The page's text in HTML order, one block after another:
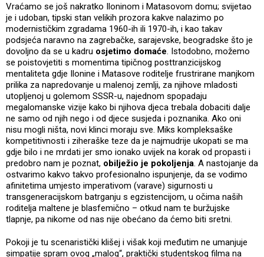
Vraćamo se još nakratko Iloninom i Matasovom domu; svijetao
je i udoban, tipski stan velikih prozora kakve nalazimo po
modernističkim zgradama 1960-ih ili 1970-ih, i kao takav
podsjeća naravno na zagrebačke, sarajevske, beogradske što je
dovoljno da se u kadru osjetimo domaće. Istodobno, možemo
se poistovjetiti s momentima tipičnog posttranzicijskog
mentaliteta gdje Ilonine i Matasove roditelje frustrirane manjkom
prilika za napredovanje u malenoj zemlji, za njihove mladosti
utopljenoj u golemom SSSR-u, najednom spopadaju
megalomanske vizije kako bi njihova djeca trebala dobaciti dalje
ne samo od njih nego i od djece susjeda i poznanika. Ako oni
nisu mogli ništa, novi klinci moraju sve. Miks kompleksaške
kompetitivnosti i ziheraške teze da je najmudrije ukopati se ma
gdje bilo i ne mrdati jer smo ionako uvijek na korak od propasti i
predobro nam je poznat, obilježio je pokoljenja. A nastojanje da
ostvarimo kakvo takvo profesionalno ispunjenje, da se vodimo
afinitetima umjesto imperativom (varave) sigurnosti u
transgeneracijskom batrganju s egzistencijom, u očima naših
roditelja maltene je blasfemično – otkud nam te buržujske
tlapnje, pa nikome od nas nije obećano da ćemo biti sretni.
Pokoji je tu scenaristički klišej i višak koji međutim ne umanjuje
simpatije spram ovog „malog“, praktički studentskog filma na